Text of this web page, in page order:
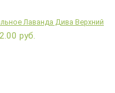
Лаванда Дива Верхний
руб.